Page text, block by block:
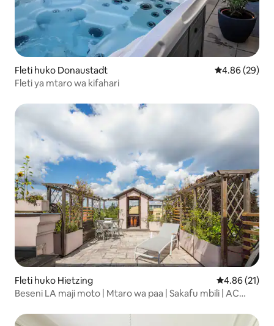
Fleti huko Donaustadt Ukadiriaji wa
4.86 (29)
Fleti ya mtaro wa kifahari
Fleti huko Hietzing Ukadiriaji wa
4.86 (21)
Beseni LA maji moto | Mtaro wa paa | Sakafu mbili | AC